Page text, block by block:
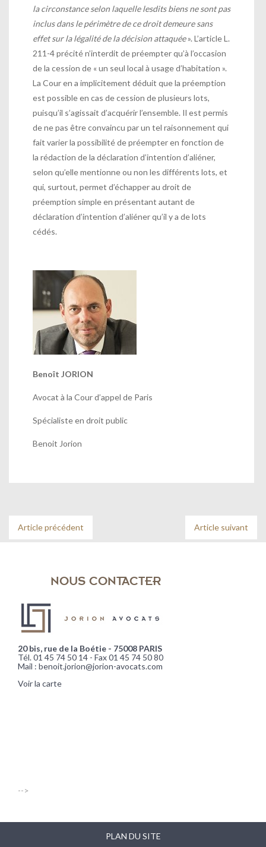
la circonstance selon laquelle lesdits biens ne sont pas
inclus dans le périmètre de ce droit demeure sans
effet sur la légalité de la décision attaquée». L’article L.
211-4 précité n’interdit de préempter qu’à l’occasion
de la cession de « un seul local à usage d’habitation ».
La Cour en a implicitement déduit que la préemption
est possible en cas de cession de plusieurs lots,
puisqu’il s’agissait d’acquérir l’ensemble. Il est permis
de ne pas être convaincu par un tel raisonnement qui
fait varier la possibilité de préempter en fonction de
la rédaction de la déclaration d’intention d’aliéner,
selon qu’elle mentionne ou non les différents lots, et
qui, surtout, permet d’échapper au droit de
préemption simple en présentant autant de
déclaration d’intention d’aliéner qu’il y a de lots
cédés.
Benoît JORION
Avocat à la Cour d’appel de Paris
Spécialiste en droit public
Benoit Jorion
Article précédent Article suivant
NOUS CONTACTER
20 bis, rue de la Boétie - 75008 PARIS
Tél. 01 45 74 50 14 - Fax 01 45 74 50 80
Mail : benoit.jorion@jorion-avocats.com
Voir la carte
-->
PLAN DU SITE